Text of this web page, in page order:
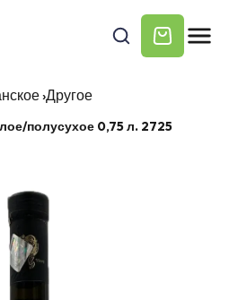
›Другое
полусухое 0,75 л. 2725